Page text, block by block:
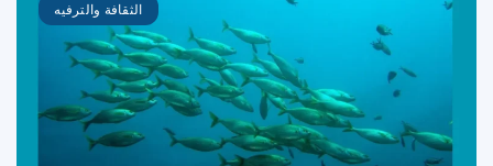
الثقافة والترفيه